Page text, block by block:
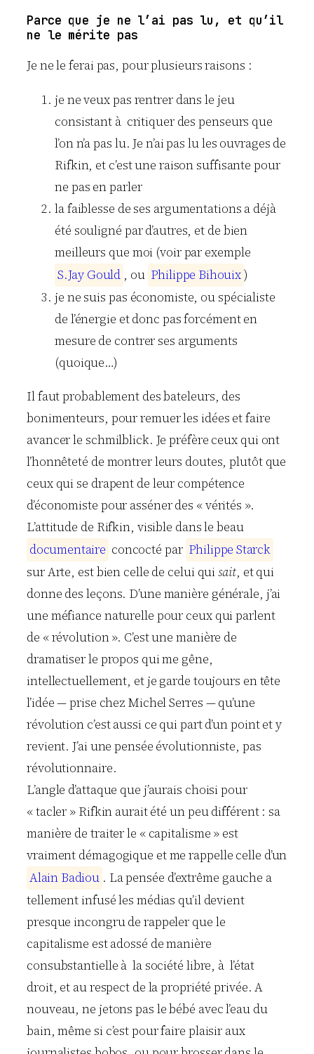
Parce que je ne l’ai pas lu, et qu’il
ne le mérite pas
Je ne le ferai pas, pour plusieurs raisons :
je ne veux pas rentrer dans le jeu
consistant à critiquer des penseurs que
l’on n’a pas lu. Je n’ai pas lu les ouvrages de
Rifkin, et c’est une raison suffisante pour
ne pas en parler
la faiblesse de ses argumentations a déjà
été souligné par d’autres, et de bien
meilleurs que moi (voir par exemple
S.Jay Gould , ou Philippe Bihouix)
je ne suis pas économiste, ou spécialiste
de l’énergie et donc pas forcément en
mesure de contrer ses arguments
(quoique…)
Il faut probablement des bateleurs, des
bonimenteurs, pour remuer les idées et faire
avancer le schmilblick. Je préfère ceux qui ont
l’honnêteté de montrer leurs doutes, plutôt que
ceux qui se drapent de leur compétence
d’économiste pour asséner des « vérités ».
L’attitude de Rifkin, visible dans le beau
documentaire concocté par Philippe Starck
sur Arte, est bien celle de celui quisait, et qui
donne des leçons. D’une manière générale, j’ai
une méfiance naturelle pour ceux qui parlent
de « révolution ». C’est une manière de
dramatiser le propos qui me gêne,
intellectuellement, et je garde toujours en tête
l’idée — prise chez Michel Serres — qu’une
révolution c’est aussi ce qui part d’un point et y
revient. J’ai une pensée évolutionniste, pas
révolutionnaire.
L’angle d’attaque que j’aurais choisi pour
« tacler » Rifkin aurait été un peu différent : sa
manière de traiter le « capitalisme » est
vraiment démagogique et me rappelle celle d’un
Alain Badiou . La pensée d’extrême gauche a
tellement infusé les médias qu’il devient
presque incongru de rappeler que le
capitalisme est adossé de manière
consubstantielle à la société libre, à l’état
droit, et au respect de la propriété privée. A
nouveau, ne jetons pas le bébé avec l’eau du
bain, même si c’est pour faire plaisir aux